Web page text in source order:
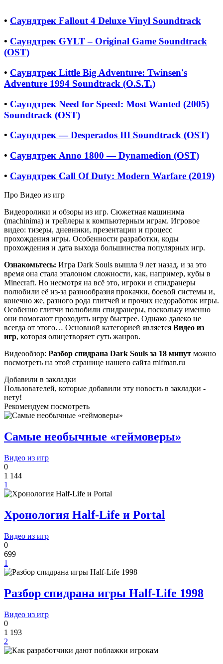
• Саундтрек Fallout 4 Deluxe Vinyl Soundtrack
• Саундтрек GYLT – Original Game Soundtrack
(OST)
• Саундтрек Little Big Adventure: Twinsen's
Adventure 1994 Soundtrack (O.S.T.)
• Саундтрек Need for Speed: Most Wanted (2005)
Soundtrack (OST)
• Саундтрек — Desperados III Soundtrack (OST)
• Саундтрек Anno 1800 — Dynamedion (OST)
• Саундтрек Call Of Duty: Modern Warfare (2019)
Про Видео из игр
Видеоролики и обзоры из игр. Сюжетная машинима
(machinima) и трейлеры к компьютерным играм. Игровое
видео: тизеры, дневники, презентации и процесс
прохождения игры. Особенности разработки, коды
прохождения и дата выхода большинства популярных игр.
Ознакомьтесь: Игра Dark Souls вышла 9 лет назад, и за это
время она стала эталоном сложности, как, например, кубы в
Minecraft. Но несмотря на всё это, игроки и спидранеры
полюбили её из-за разнообразия прокачки, боевой системы и,
конечно же, разного рода глитчей и прочих недоработок игры.
Особенно глитчи полюбили спидранеры, поскольку именно
они помогают проходить игру быстрее. Однако далеко не
всегда от этого… Основной категорией является Видео из
игр, которая олицетворяет суть жанров.
Видеообзор: Разбор спидрана Dark Souls за 18 минут можно
посмотреть на этой странице нашего сайта mifman.ru
Добавили в закладки
Пользователей, которые добавили эту новость в закладки -
нету!
Рекомендуем посмотреть
Самые необычные «геймоверы»
Видео из игр
0
1 144
1
Хронология Half-Life и Portal
Видео из игр
0
699
1
Разбор спидрана игры Half-Life 1998
Видео из игр
0
1 193
2